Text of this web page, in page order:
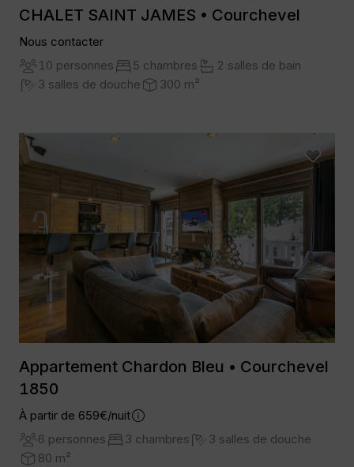
CHALET SAINT JAMES • Courchevel
Nous contacter
10 personnes
5 chambres
2 salles de bain
3 salles de douche
300 m²
Appartement Chardon Bleu • Courchevel
1850
À partir de 659€/nuit
6 personnes
3 chambres
3 salles de douche
80 m²